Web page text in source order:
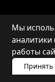
Мы
аналитики
работы
Принять